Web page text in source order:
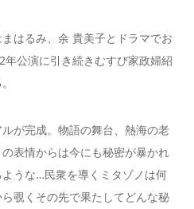
はるみ、余 貴美子とドラマでお
公演に引き続きむすび家政婦紹
が完成。物語の舞台、熱海の老
表情からは今にも秘密が暴かれ
うな…民衆を導くミタゾノは何
覗くその先で果たしてどんな秘